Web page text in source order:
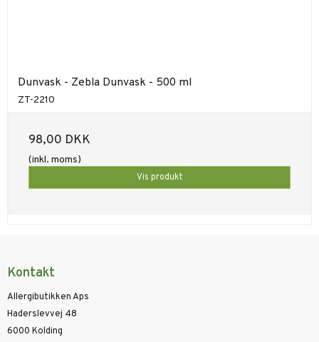
Dunvask - Zebla Dunvask - 500 ml
ZT-2210
98,00 DKK
(inkl. moms)
Vis produkt
Kontakt
Allergibutikken Aps
Haderslevvej 48
6000 Kolding